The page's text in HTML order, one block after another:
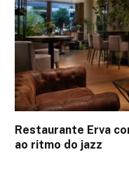
Restaurante Erva
ao ritmo do jazz